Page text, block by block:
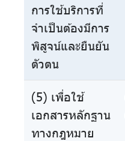
การใช้บริการที่
จำเป็นต้องมีการ
พิสูจน์และยืนยัน
ตัวตน
(5) เพื่อใช้
เอกสารหลักฐาน
ทางกฎหมาย